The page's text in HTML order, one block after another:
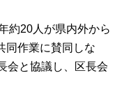
約20人が県内外から
同作業に賛同しな
会と協議し、区長会